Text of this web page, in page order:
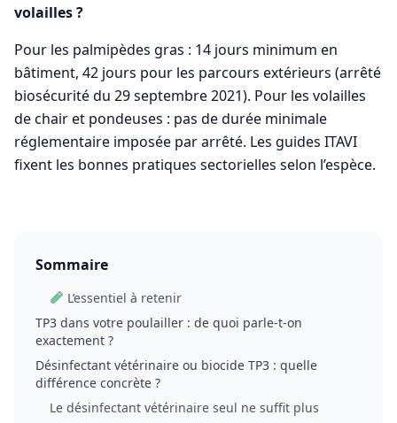
volailles ?
Pour les palmipèdes gras : 14 jours minimum en
bâtiment, 42 jours pour les parcours extérieurs (arrêté
biosécurité du 29 septembre 2021). Pour les volailles
de chair et pondeuses : pas de durée minimale
réglementaire imposée par arrêté. Les guides ITAVI
fixent les bonnes pratiques sectorielles selon l’espèce.
Sommaire
L’essentiel à retenir
TP3 dans votre poulailler : de quoi parle-t-on
exactement ?
Désinfectant vétérinaire ou biocide TP3 : quelle
différence concrète ?
Le désinfectant vétérinaire seul ne suffit plus